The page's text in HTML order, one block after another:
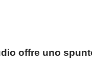
offre uno